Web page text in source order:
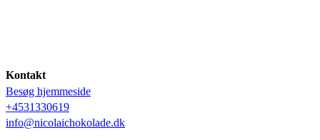
Kontakt
Besøg hjemmeside
+4531330619
info@nicolaichokolade.dk